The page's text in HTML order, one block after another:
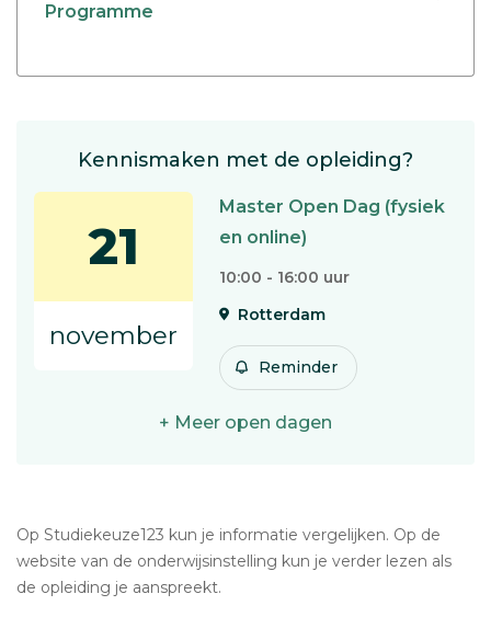
Programme
Kennismaken met de opleiding?
21
november
Master Open Dag (fysiek
en online)
10:00 - 16:00 uur
Rotterdam
Reminder
+ Meer open dagen
Op Studiekeuze123 kun je informatie vergelijken. Op de
website van de onderwijsinstelling kun je verder lezen als
de opleiding je aanspreekt.